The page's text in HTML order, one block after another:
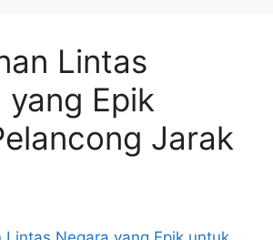
Lintas
yang Epik
Jarak